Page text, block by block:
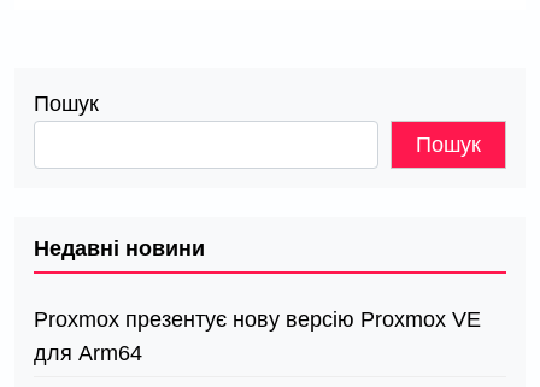
Пошук
Пошук
Недавні новини
Proxmox презентує нову версію Proxmox VE
для Arm64